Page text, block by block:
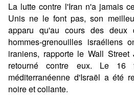
La lutte contre l'Iran n'a jamais
Unis ne le font pas, son
apparu qu'au cours des deux
hommes-grenouilles israéliens
iraniens, rapporte le Wall
retourné contre eux. Le 16
méditerranéenne d'Israël a été
noire et collante.